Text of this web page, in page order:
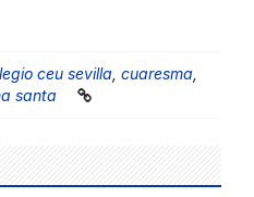
ceu sevilla cuaresma
santa